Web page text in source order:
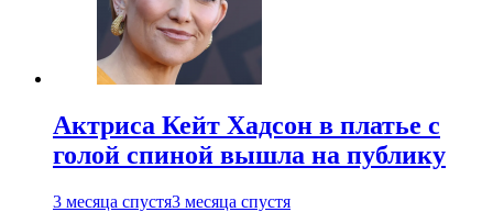
Актриса Кейт Хадсон в платье с
голой спиной вышла на публику
3 месяца спустя3 месяца спустя